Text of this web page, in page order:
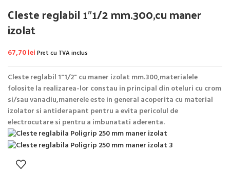
Cleste reglabil 1″1/2 mm.300,cu maner
izolat
67,70lei Pret cu TVA inclus
Cleste reglabil 1"1/2" cu maner izolat mm.300,materialele
folosite la realizarea-lor constau in principal din oteluri cu crom
si/sau vanadiu,manerele este in general acoperita cu material
izolator si antiderapant pentru a evita pericolul de
electrocutare si pentru a imbunatati aderenta.